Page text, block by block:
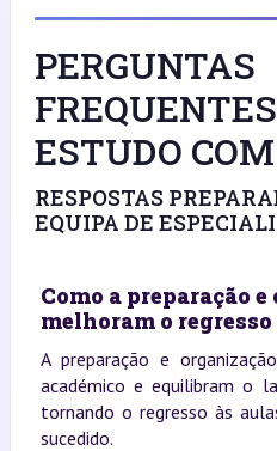
PERGUNTAS
ESTUDO
RESPOSTAS
EQUIPA DE
Como a preparação
melhoram o regresso
A preparação e
académico e equilibram o
tornando o regresso às
sucedido.